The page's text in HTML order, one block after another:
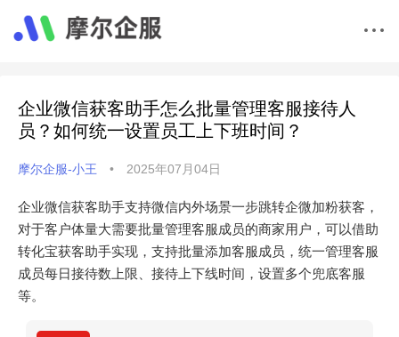
企业微信获客助手怎么批量管理客服接待人
员？如何统一设置员工上下班时间？
摩尔企服-小王 • 2025年07月04日
企业微信获客助手支持微信内外场景一步跳转企微加粉获客，
对于客户体量大需要批量管理客服成员的商家用户，可以借助
转化宝获客助手实现，支持批量添加客服成员，统一管理客服
成员每日接待数上限、接待上下线时间，设置多个兜底客服
等。